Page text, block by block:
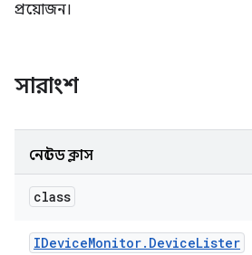
প্রয়োজন।
সারাংশ
নেস্টেড ক্লাস
class
IDeviceMonitor. DeviceLister